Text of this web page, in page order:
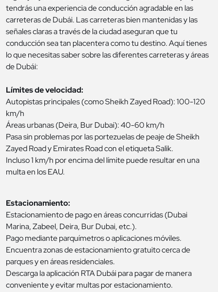
tendrás una experiencia de conducción agradable en las
carreteras de Dubái. Las carreteras bien mantenidas y las
señales claras a través de la ciudad aseguran que tu
conducción sea tan placentera como tu destino. Aquí tienes
lo que necesitas saber sobre las diferentes carreteras y áreas
de Dubái:
Límites de velocidad:
Autopistas principales (como Sheikh Zayed Road): 100-120
km/h
Áreas urbanas (Deira, Bur Dubai): 40-60 km/h
Pasa sin problemas por las portezuelas de peaje de Sheikh
Zayed Road y Emirates Road con el etiqueta Salik.
Incluso 1 km/h por encima del límite puede resultar en una
multa en los EAU.
Estacionamiento:
Estacionamiento de pago en áreas concurridas (Dubai
Marina, Zabeel, Deira, Bur Dubai, etc.).
Pago mediante parquímetros o aplicaciones móviles.
Encuentra zonas de estacionamiento gratuito cerca de
parques y en áreas residenciales.
Descarga la aplicación RTA Dubái para pagar de manera
conveniente y evitar multas por estacionamiento.